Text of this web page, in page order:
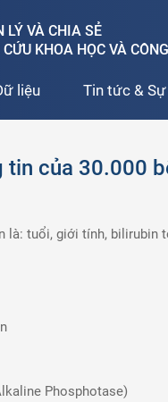
LÝ VÀ CHIA SẺ
KHOA HỌC VÀ
liệu Tin tức &
của 30.000
là: tuổi, giới tính, bilirubin
Phosphotase)